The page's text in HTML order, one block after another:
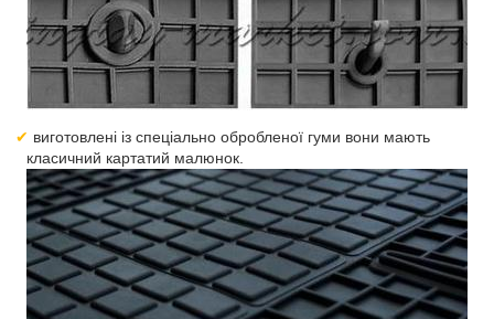
виготовлені із спеціально обробленої гуми вони мають
класичний картатий малюнок.